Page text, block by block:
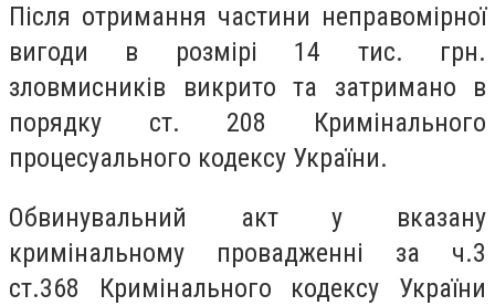
Після отримання частини неправомірної
вигоди в розмірі 14 тис. грн.
зловмисників викрито та затримано в
порядку ст. 208 Кримінального
процесуального кодексу України.
Обвинувальний акт у вказану
кримінальному провадженні за ч.3
ст.368 Кримінального кодексу України